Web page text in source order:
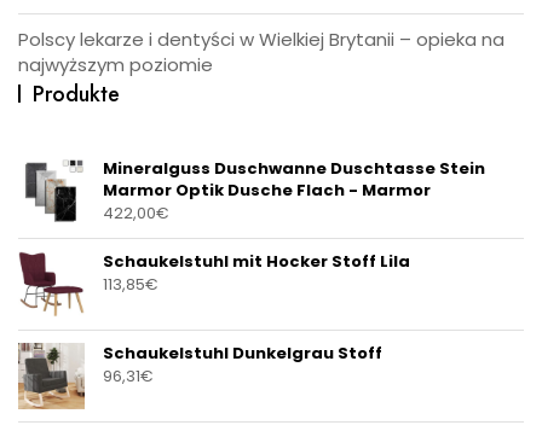
Polscy lekarze i dentyści w Wielkiej Brytanii – opieka na
najwyższym poziomie
Produkte
Mineralguss Duschwanne Duschtasse Stein
Marmor Optik Dusche Flach - Marmor
422,00€
Schaukelstuhl mit Hocker Stoff Lila
113,85€
Schaukelstuhl Dunkelgrau Stoff
96,31€